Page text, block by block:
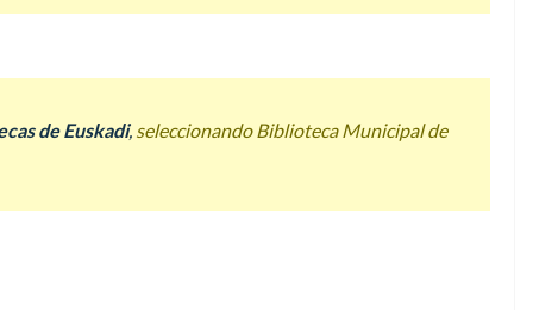
de Euskadi, seleccionando Biblioteca Municipal de